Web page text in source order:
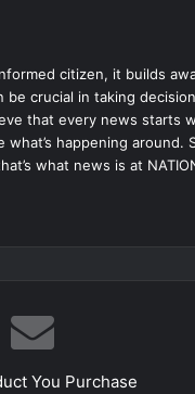
citizen, it builds
be crucial in taking
that every news starts
happening
what news is at
You Purchase